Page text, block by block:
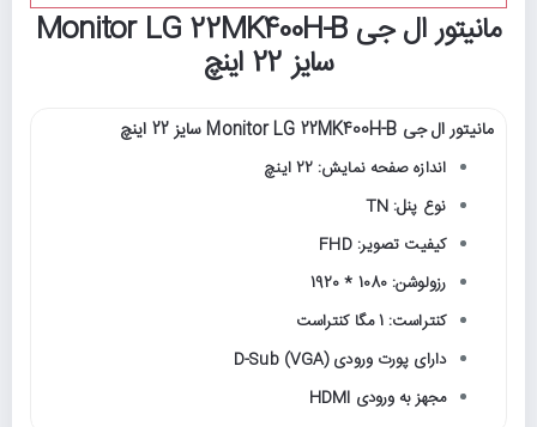
مانیتور ال جی Monitor LG 22MK400H-B
سایز 22 اینچ
مانیتور ال جی Monitor LG 22MK400H-B سایز 22 اینچ
اندازه صفحه نمایش: 22 اینچ
نوع پنل: TN
کیفیت تصویر: FHD
رزولوشن: 1080 * 1920
کنتراست: 1 مگا کنتراست
دارای پورت ورودی D-Sub (VGA)
مجهز به ورودی HDMI